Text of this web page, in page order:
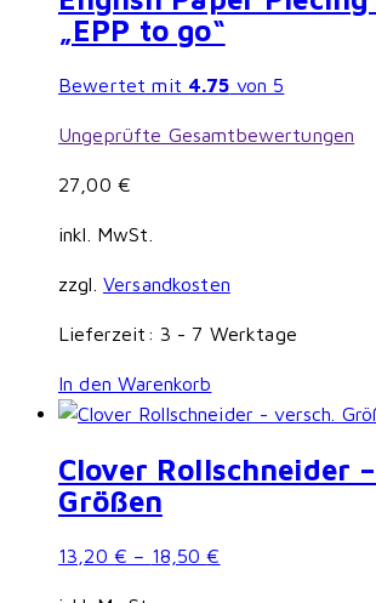
„EPP to go“
Bewertet mit 4.75 von 5
Ungeprüfte Gesamtbewertungen
27,00 €
inkl. MwSt.
zzgl. Versandkosten
Lieferzeit: 3 - 7 Werktage
In den Warenkorb
Clover Rollschneider
Größen
13,20 € – 18,50€